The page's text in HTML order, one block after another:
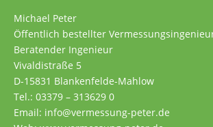
Michael Peter
Öffentlich bestellter
Beratender Ingenieur
Vivaldistraße 5
D-15831 Blankenfelde-Mahlow
Tel.: 03379 – 313629 0
Email: info@vermessung-peter.de